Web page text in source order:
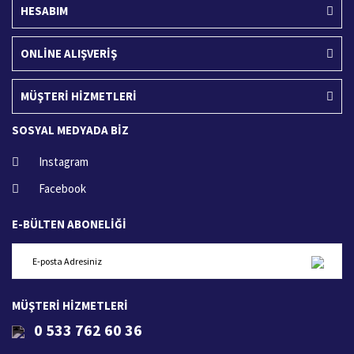
HESABIM
ONLİNE ALIŞVERİŞ
MÜŞTERİ HİZMETLERİ
SOSYAL MEDYADA BİZ
Instagram
Facebook
E-BÜLTEN ABONELİĞİ
MÜŞTERİ HİZMETLERİ
0 533 762 60 36